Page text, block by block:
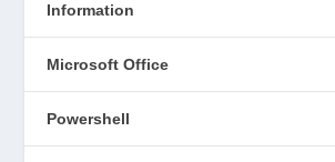
Information
Microsoft Office
Powershell